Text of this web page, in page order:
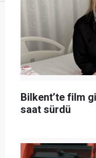
Bilkent’te film
saat sürdü